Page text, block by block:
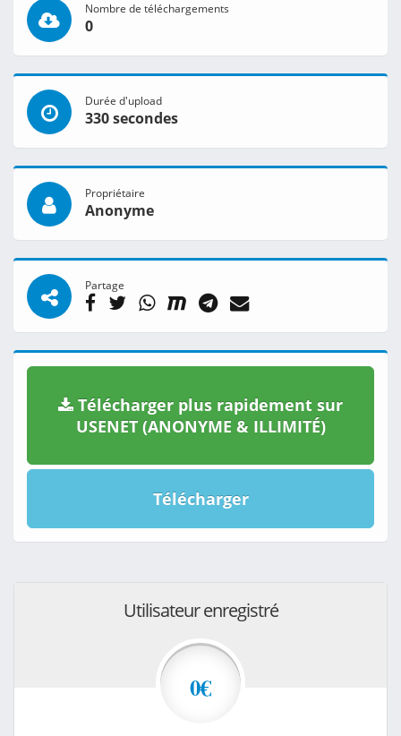
Nombre de téléchargements
0
Durée d'upload
330 secondes
Propriétaire
Anonyme
Partage
Télécharger plus rapidement sur
USENET (ANONYME & ILLIMITÉ)
Télécharger
Utilisateur enregistré
0€